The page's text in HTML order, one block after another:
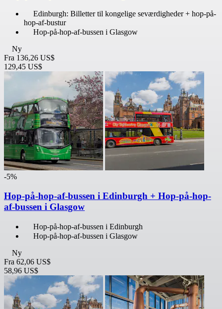
Edinburgh: Billetter til kongelige seværdigheder + hop-på-
hop-af-bustur
Hop-på-hop-af-bussen i Glasgow
Ny
Fra 136,26 US$
129,45 US$
-5%
Hop-på-hop-af-bussen i Edinburgh + Hop-på-hop-
af-bussen i Glasgow
Hop-på-hop-af-bussen i Edinburgh
Hop-på-hop-af-bussen i Glasgow
Ny
Fra 62,06 US$
58,96 US$